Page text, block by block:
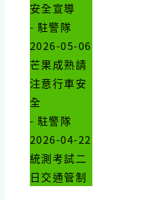
安全宣導
- 駐警隊
2026-05-06
芒果成熟請
注意行車安
全
- 駐警隊
2026-04-22
統測考試二
日交通管制